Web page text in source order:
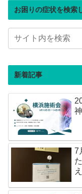
お困りの症状を検索
新着記事
7